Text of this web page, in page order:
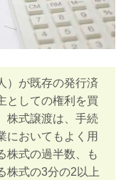
）が既存の発行済
としての権利を買
株式譲渡は、手続
においてもよく用
株式の過半数、も
株式の3分の2以上